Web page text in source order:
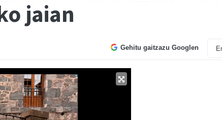
jaian
Gehitu gaitzazu Googlen